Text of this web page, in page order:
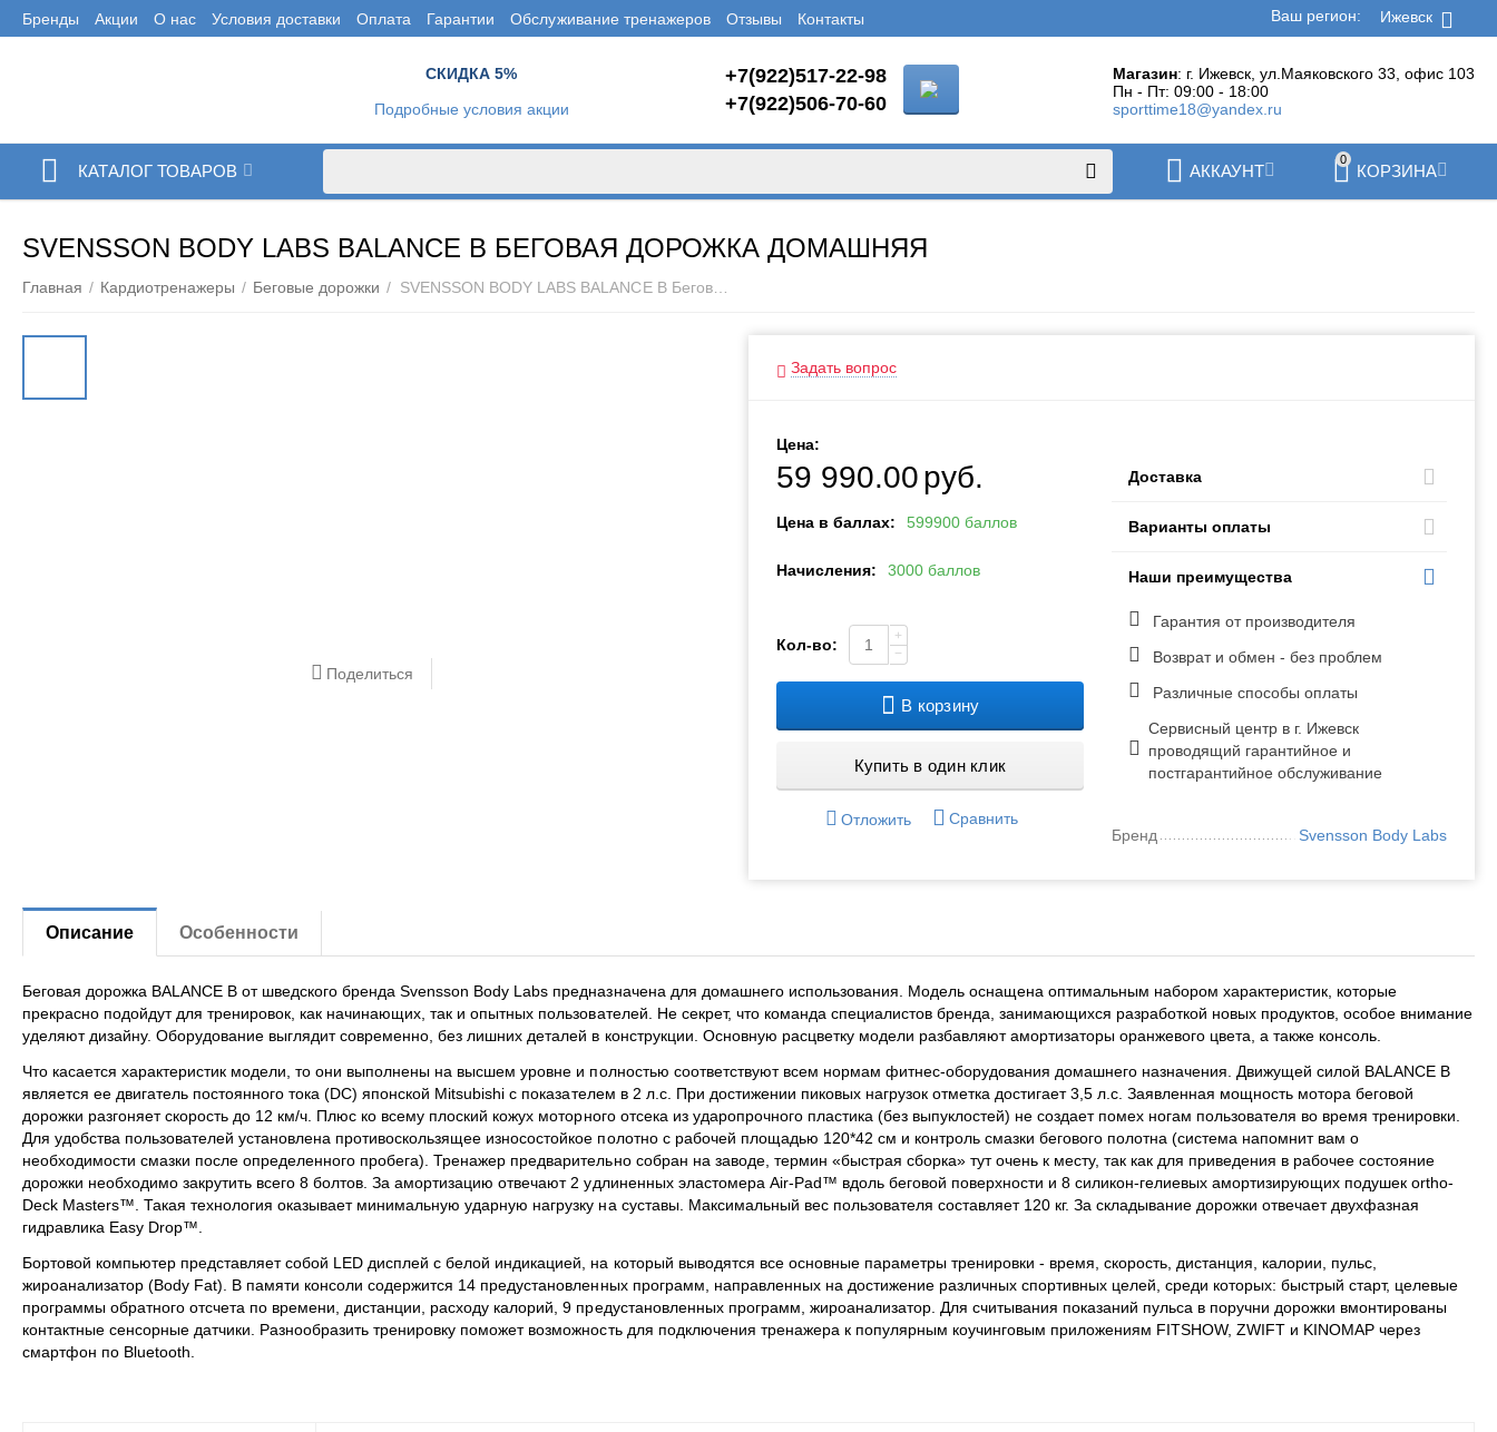
Бренды Акции О нас Условия доставки Оплата Гарантии Обслуживание тренажеров Отзывы Контакты Ижевск
Ваш регион:
СКИДКА 5%
Подробные условия акции
+7(922)517-22-98
+7(922)506-70-60
Магазин: г. Ижевск, ул.Маяковского 33, офис 103
Пн - Пт: 09:00 - 18:00
sporttime18@yandex.ru
КАТАЛОГ ТОВАРОВ
0
КОРЗИНА
АККАУНТ
SVENSSON BODY LABS BALANCE B БЕГОВАЯ ДОРОЖКА ДОМАШНЯЯ
Главная / Кардиотренажеры / Беговые дорожки / SVENSSON BODY LABS BALANCE B Беговая дорожка домашняя
Поделиться
Задать вопрос
Цена:
59 990.00руб.
Цена в баллах: 599900 баллов
Начисления: 3000 баллов
Кол-во:
+
−
В корзину
Купить в один клик
Отложить Сравнить
Доставка
Варианты оплаты
Наши преимущества
Гарантия от производителя
Возврат и обмен - без проблем
Различные способы оплаты
Сервисный центр в г. Ижевск
проводящий гарантийное и
постгарантийное обслуживание
Бренд Svensson Body Labs
Описание Особенности
Беговая дорожка BALANCE B от шведского бренда Svensson Body Labs предназначена для домашнего использования. Модель оснащена оптимальным набором характеристик, которые
прекрасно подойдут для тренировок, как начинающих, так и опытных пользователей. Не секрет, что команда специалистов бренда, занимающихся разработкой новых продуктов, особое внимание
уделяют дизайну. Оборудование выглядит современно, без лишних деталей в конструкции. Основную расцветку модели разбавляют амортизаторы оранжевого цвета, а также консоль.
Что касается характеристик модели, то они выполнены на высшем уровне и полностью соответствуют всем нормам фитнес-оборудования домашнего назначения. Движущей силой BALANCE B
является ее двигатель постоянного тока (DC) японской Mitsubishi с показателем в 2 л.с. При достижении пиковых нагрузок отметка достигает 3,5 л.с. Заявленная мощность мотора беговой
дорожки разгоняет скорость до 12 км/ч. Плюс ко всему плоский кожух моторного отсека из ударопрочного пластика (без выпуклостей) не создает помех ногам пользователя во время тренировки.
Для удобства пользователей установлена противоскользящее износостойкое полотно с рабочей площадью 120*42 см и контроль смазки бегового полотна (система напомнит вам о
необходимости смазки после определенного пробега). Тренажер предварительно собран на заводе, термин «быстрая сборка» тут очень к месту, так как для приведения в рабочее состояние
дорожки необходимо закрутить всего 8 болтов. За амортизацию отвечают 2 удлиненных эластомера Air-Pad™ вдоль беговой поверхности и 8 силикон-гелиевых амортизирующих подушек ortho-
Deck Masters™. Такая технология оказывает минимальную ударную нагрузку на суставы. Максимальный вес пользователя составляет 120 кг. За складывание дорожки отвечает двухфазная
гидравлика Easy Drop™.
Бортовой компьютер представляет собой LED дисплей с белой индикацией, на который выводятся все основные параметры тренировки - время, скорость, дистанция, калории, пульс,
жироанализатор (Body Fat). В памяти консоли содержится 14 предустановленных программ, направленных на достижение различных спортивных целей, среди которых: быстрый старт, целевые
программы обратного отсчета по времени, дистанции, расходу калорий, 9 предустановленных программ, жироанализатор. Для считывания показаний пульса в поручни дорожки вмонтированы
контактные сенсорные датчики. Разнообразить тренировку поможет возможность для подключения тренажера к популярным коучинговым приложениям FITSHOW, ZWIFT и KINOMAP через
смартфон по Bluetooth.